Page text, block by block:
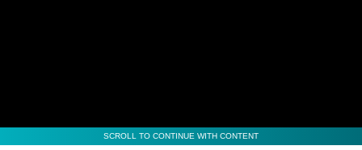
SCROLL TO CONTINUE WITH CONTENT